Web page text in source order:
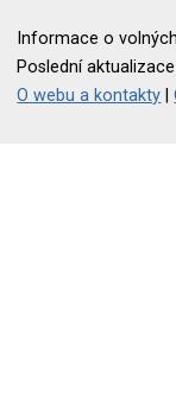
Informace o
Poslední
O webu a kontakty |